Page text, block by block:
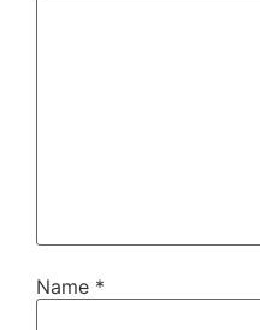
Name *